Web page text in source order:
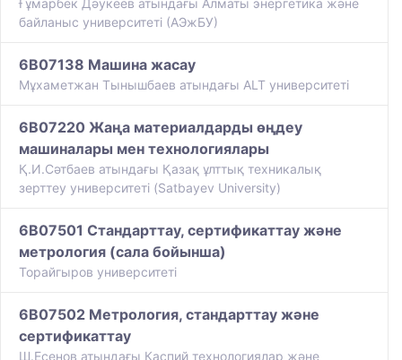
Ғұмарбек Дәукеев атындағы Алматы энергетика және
байланыс университеті (АЭжБУ)
6B07138 Машина жасау
Мұхаметжан Тынышбаев атындағы ALT университеті
6B07220 Жаңа материалдарды өңдеу
машиналары мен технологиялары
Қ.И.Сәтбаев атындағы Қазақ ұлттық техникалық
зерттеу университеті (Satbayev University)
6B07501 Стандарттау, сертификаттау және
метрология (сала бойынша)
Торайгыров университеті
6B07502 Метрология, стандарттау және
сертификаттау
Ш.Есенов атындағы Каспий технологиялар және